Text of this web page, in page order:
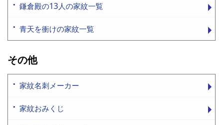
鎌倉殿の13人の家紋一覧
青天を衝けの家紋一覧
その他
家紋名刺メーカー
家紋おみくじ